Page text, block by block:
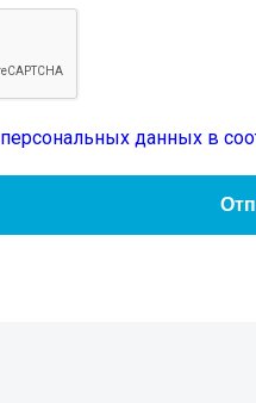
персональных данных в